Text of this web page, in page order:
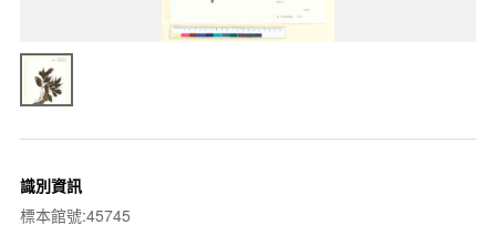
識別資訊
標本館號:45745